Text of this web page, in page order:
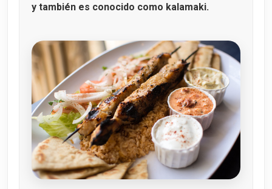
y también es conocido como kalamaki.